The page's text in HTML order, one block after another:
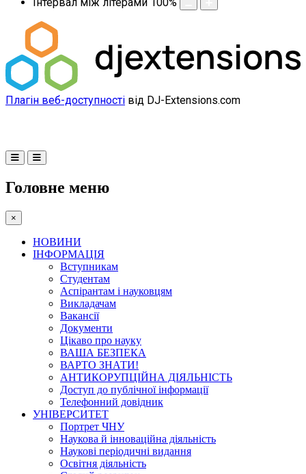
Плагін веб-доступності від DJ-Extensions.com
Головне меню
×
НОВИНИ
ІНФОРМАЦІЯ
Вступникам
Студентам
Аспірантам і науковцям
Викладачам
Вакансії
Документи
Цікаво про науку
ВАША БЕЗПЕКА
ВАРТО ЗНАТИ!
АНТИКОРУПЦІЙНА ДІЯЛЬНІСТЬ
Доступ до публічної інформації
Телефонний довідник
УНІВЕРСИТЕТ
Портрет ЧНУ
Наукова й інноваційна діяльність
Наукові періодичні видання
Освітня діяльність